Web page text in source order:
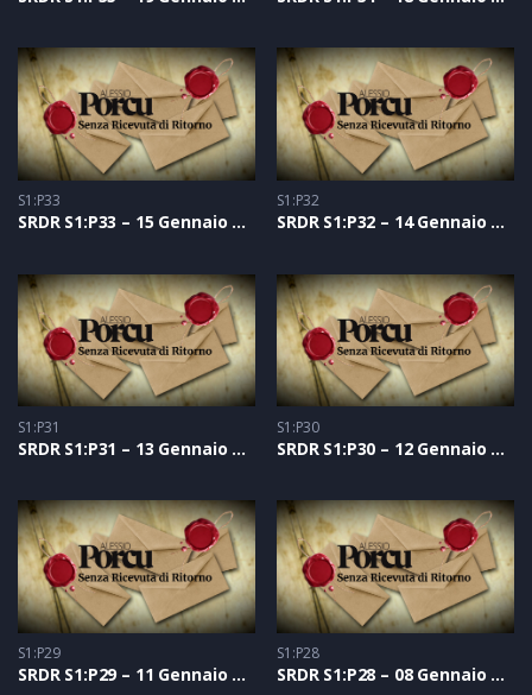
S1:P33
SRDR S1:P33 – 15 Gennaio 2021
S1:P32
SRDR S1:P32 – 14 Gennaio 2021
S1:P31
SRDR S1:P31 – 13 Gennaio 2021
S1:P30
SRDR S1:P30 – 12 Gennaio 2021
S1:P29
SRDR S1:P29 – 11 Gennaio 2021
S1:P28
SRDR S1:P28 – 08 Gennaio 2021